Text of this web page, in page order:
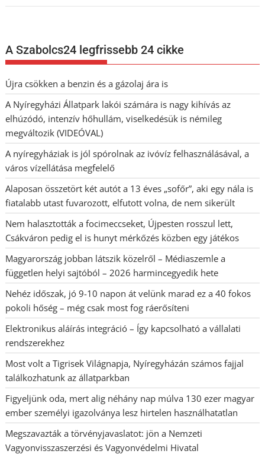
A Szabolcs24 legfrissebb 24 cikke
Újra csökken a benzin és a gázolaj ára is
A Nyíregyházi Állatpark lakói számára is nagy kihívás az
elhúzódó, intenzív hőhullám, viselkedésük is némileg
megváltozik (VIDEÓVAL)
A nyíregyháziak is jól spórolnak az ivóvíz felhasználásával, a
város vízellátása megfelelő
Alaposan összetört két autót a 13 éves „sofőr”, aki egy nála is
fiatalabb utast fuvarozott, elfutott volna, de nem sikerült
Nem halasztották a focimeccseket, Újpesten rosszul lett,
Csákváron pedig el is hunyt mérkőzés közben egy játékos
Magyarország jobban látszik közelről – Médiaszemle a
független helyi sajtóból – 2026 harmincegyedik hete
Nehéz időszak, jó 9-10 napon át velünk marad ez a 40 fokos
pokoli hőség – még csak most fog ráerősíteni
Elektronikus aláírás integráció – Így kapcsolható a vállalati
rendszerekhez
Most volt a Tigrisek Világnapja, Nyíregyházán számos fajjal
találkozhatunk az állatparkban
Figyeljünk oda, mert alig néhány nap múlva 130 ezer magyar
ember személyi igazolványa lesz hirtelen használhatatlan
Megszavazták a törvényjavaslatot: jön a Nemzeti
Vagyonvisszaszerzési és Vagyonvédelmi Hivatal